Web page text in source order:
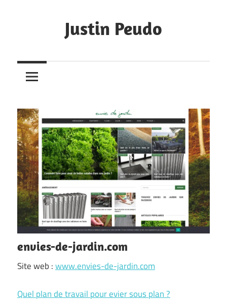
Justin Peudo
envies-de-jardin.com
Site web :www.envies-de-jardin.com
Quel plan de travail pour evier sous plan ?